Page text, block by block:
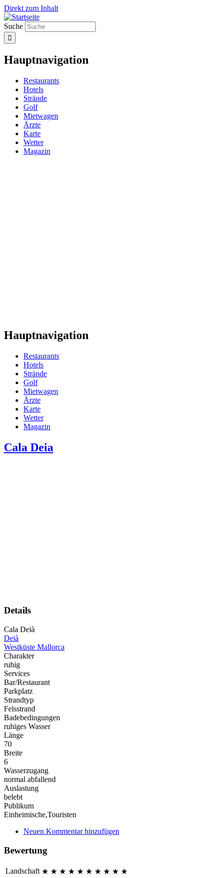
Direkt zum Inhalt
Suche
Hauptnavigation
Restaurants
Hotels
Strände
Golf
Mietwagen
Ärzte
Karte
Wetter
Magazin
Hauptnavigation
Restaurants
Hotels
Strände
Golf
Mietwagen
Ärzte
Karte
Wetter
Magazin
Cala Deia
Details
Cala Deià
Deià
Westküste Mallorca
Charakter
ruhig
Services
Bar/Restaurant
Parkplatz
Strandtyp
Felsstrand
Badebedingungen
ruhiges Wasser
Länge
70
Breite
6
Wasserzugang
normal abfallend
Auslastung
belebt
Publikum
Einheimische,Touristen
Neuen Kommentar hinzufügen
Bewertung
Landschaft ★ ★ ★ ★ ★ ★ ★ ★ ★ ★